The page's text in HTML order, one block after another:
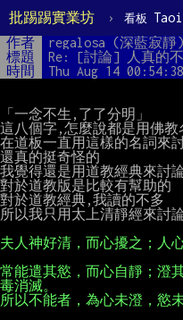
批踢踢實業坊 › 看板
作者 regalosa (深藍寂靜)
標題
Re: [討論] 人真的不
時間
Thu Aug 14
「一念不生,了了分明」
這八個字,怎麼說都是用佛教
在道板一直用這樣的名詞來
還真的挺奇怪的
我覺得還是用道教經典來討
對於道教版是比較有幫助的
對於道教經典,我讀的不多
所以我只用太上清靜經來討
常能遣其慾，而心自靜；澄